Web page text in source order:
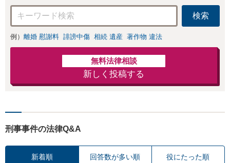
検索
例） 離婚 慰謝料 誹謗中傷 相続 遺産 著作物 違法
無料法律相談
新しく投稿する
刑事事件の法律Q&A
新着順 回答数が多い順 役にたった順